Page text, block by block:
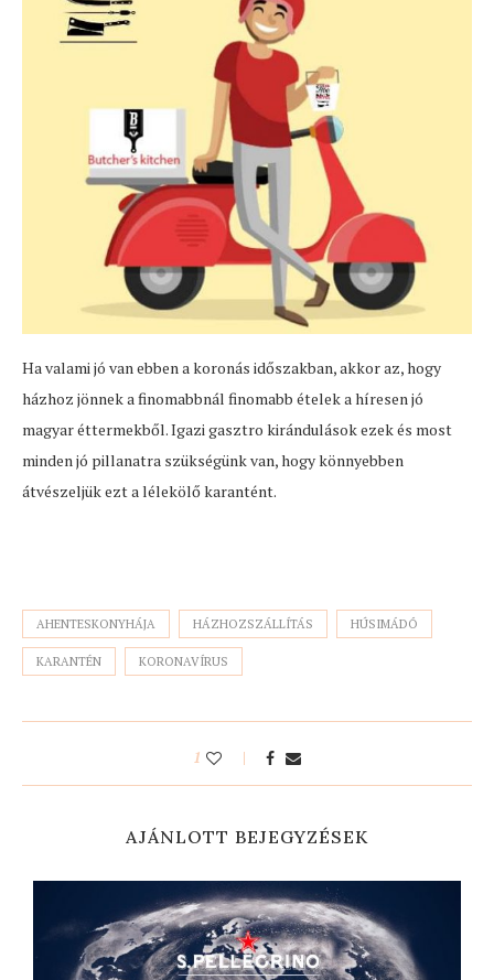
Ha valami jó van ebben a koronás időszakban, akkor az, hogy
házhoz jönnek a finomabbnál finomabb ételek a híresen jó
magyar éttermekből. Igazi gasztro kirándulások ezek és most
minden jó pillanatra szükségünk van, hogy könnyebben
átvészeljük ezt a lélekölő karantént.
AHENTESKONYHÁJA HÁZHOZSZÁLLÍTÁS HÚSIMÁDÓ
KARANTÉN KORONAVÍRUS
1
AJÁNLOTT BEJEGYZÉSEK